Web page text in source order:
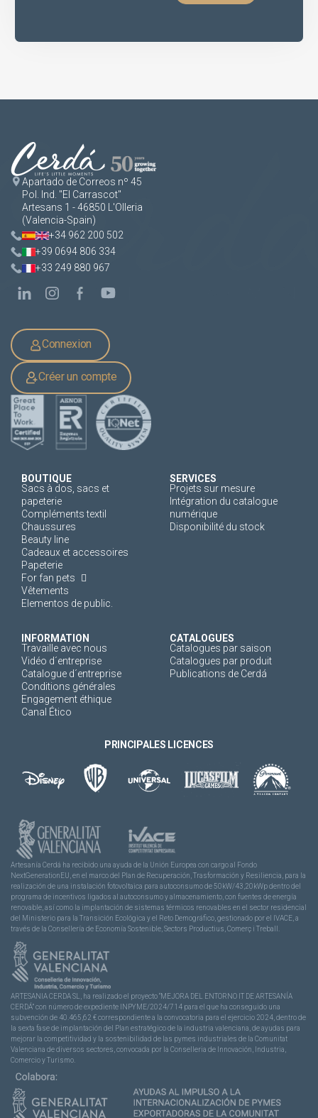
Apartado de Correos nº 45
Pol. Ind. "El Carrascot"
Artesans 1 - 46850 L'Olleria
(Valencia-Spain)
+34 962 200 502
+39 0694 806 334
+33 249 880 967
Connexion
Créer un compte
BOUTIQUE
Sacs à dos, sacs et
papeterie
Compléments textil
Chaussures
Beauty line
Cadeaux et accessoires
Papeterie
For fan pets
Vêtements
Elementos de public.
SERVICES
Projets sur mesure
Intégration du catalogue
numérique
Disponibilité du stock
INFORMATION
Travaille avec nous
Vidéo d´entreprise
Catalogue d´entreprise
Conditions générales
Engagement éthique
Canal Ético
CATALOGUES
Catalogues par saison
Catalogues par produit
Publications de Cerdá
PRINCIPALES LICENCES
Artesanía Cerdá ha recibido una ayuda de la Unión Europea con cargo al Fondo
NextGenerationEU, en el marco del Plan de Recuperación, Trasformación y Resiliencia, para la
realización de una instalación fotovoltaica para autoconsumo de 50kW/43,20kWp dentro del
programa de incentivos ligados al autoconsumo y almacenamiento, con fuentes de energía
renovable, así como la implantación de sistemas térmicos renovables en el sector residencial
del Ministerio para la Transición Ecológica y el Reto Demográfico, gestionado por el IVACE, a
través de la Consellería de Economía Sostenible, Sectors Productius, Comerç i Treball.
ARTESANIA CERDA SL, ha realizado el proyecto “MEJORA DEL ENTORNO IT DE ARTESANÍA
CERDÁ” con número de expediente INPYME/2024/714 para el que ha conseguido una
subvención de 40.465,62 € correspondiente a la convocatoria para el ejercicio 2024, dentro de
la sexta fase de implantación del Plan estratégico de la industria valenciana, de ayudas para
mejorar la competitividad y la sostenibilidad de las pymes industriales de la Comunitat
Valenciana de diversos sectores, convocada por la Conselleria de Innovación, Industria,
Comercio y Turismo.